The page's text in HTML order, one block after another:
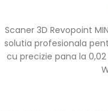
Scaner 3D Revopoint
solutia profesionala
cu precizie pana la